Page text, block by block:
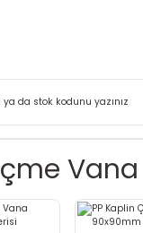
Vana